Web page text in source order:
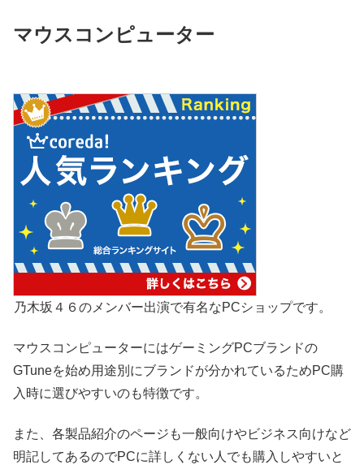
マウスコンピューター
乃木坂４６のメンバー出演で有名なPCショップです。
マウスコンピューターにはゲーミングPCブランドの
GTuneを始め用途別にブランドが分かれているためPC購
入時に選びやすいのも特徴です。
また、各製品紹介のページも一般向けやビジネス向けなど
明記してあるのでPCに詳しくない人でも購入しやすいと